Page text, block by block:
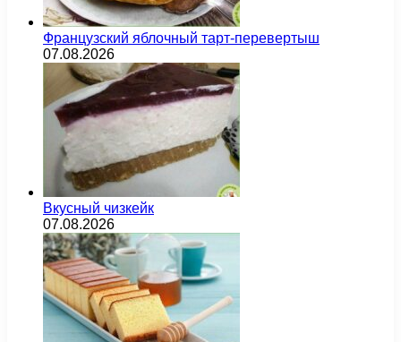
Французский яблочный тарт-перевертыш
07.08.2026
Вкусный чизкейк
07.08.2026